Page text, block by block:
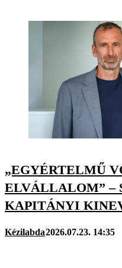
„EGYÉRTELMŰ
ELVÁLLALOM” –
KAPITÁNYI
Kézilabda2026.07.23. 14:35